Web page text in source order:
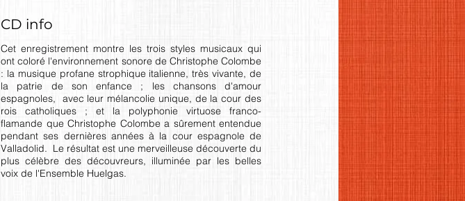
CD info
Cet enregistrement montre les trois styles musicaux qui
ont coloré l'environnement sonore de Christophe Colombe
: la musique profane strophique italienne, très vivante, de
la patrie de son enfance ; les chansons d'amour
espagnoles, avec leur mélancolie unique, de la cour des
rois catholiques ; et la polyphonie virtuose franco-
flamande que Christophe Colombe a sûrement entendue
pendant ses dernières années à la cour espagnole de
Valladolid. Le résultat est une merveilleuse découverte du
plus célèbre des découvreurs, illuminée par les belles
voix de l'Ensemble Huelgas.